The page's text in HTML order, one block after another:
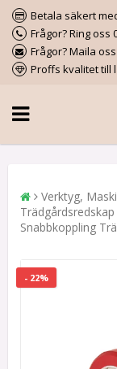
Betala säkert
Frågor? Ring oss
Frågor? Maila
Proffs kvalitet till
Verktyg,
Trädgårdsredskap
Snabbkoppling
- 22%